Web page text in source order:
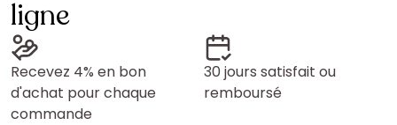
ligne
Recevez 4% en bon
d'achat pour chaque
commande
30 jours satisfait ou
remboursé